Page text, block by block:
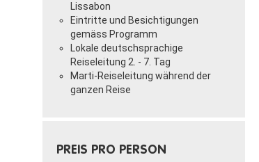
Lissabon
Eintritte und Besichtigungen
gemäss Programm
Lokale deutschsprachige
Reiseleitung 2. - 7. Tag
Marti-Reiseleitung während der
ganzen Reise
PREIS PRO PERSON